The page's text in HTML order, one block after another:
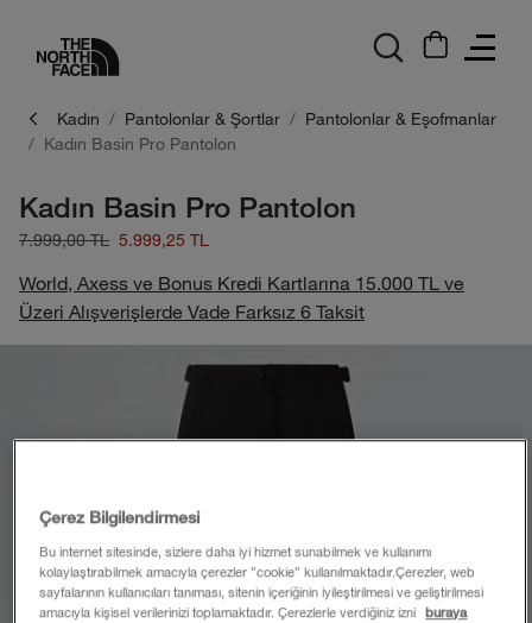
Kadın Pantolonlar & Şortlar
Pantolonlar & Eşofmanlar
Kadın Basin Pro Pantolon
Kadın Basin Pro Pantolon
5.999,25 TL
7.999,00 TL
World, Axess ve Bonus Kredi Kartlarına 15.000 TL ve
Üzeri Alışverişlerde Vade Farksız 6 Taksit
Çerez Bilgilendirmesi
Bu internet sitesinde, sizlere daha iyi hizmet sunabilmek ve kullanımı
kolaylaştırabilmek amacıyla çerezler ”cookie” kullanılmaktadır.Çerezler, web
sayfalarının kullanıcıları tanıması, sitenin içeriğinin iyileştirilmesi ve geliştirilmesi
amacıyla kişisel verilerinizi toplamaktadır. Çerezlerle verdiğiniz izni
buraya